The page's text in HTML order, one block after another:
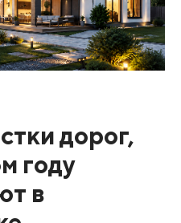
дорог,
году
в